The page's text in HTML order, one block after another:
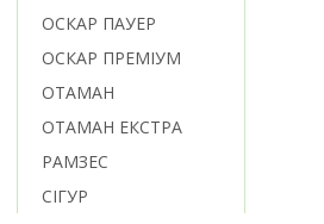
ОСКАР ПАУЕР
ОСКАР ПРЕМІУМ
ОТАМАН
ОТАМАН ЕКСТРА
РАМЗЕС
СІГУР